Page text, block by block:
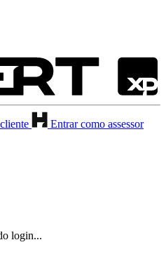
Entrar como assessor
login...